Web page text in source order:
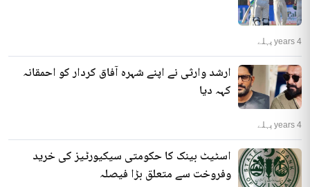
4 years پہلے
ارشد وارثی نے اپنے شہرہ آفاق کردار کو احمقانہ
کہہ دیا
4 years پہلے
اسٹیٹ بینک کا حکومتی سیکیورٹیز کی خرید
وفروخت سے متعلق بڑا فیصلہ